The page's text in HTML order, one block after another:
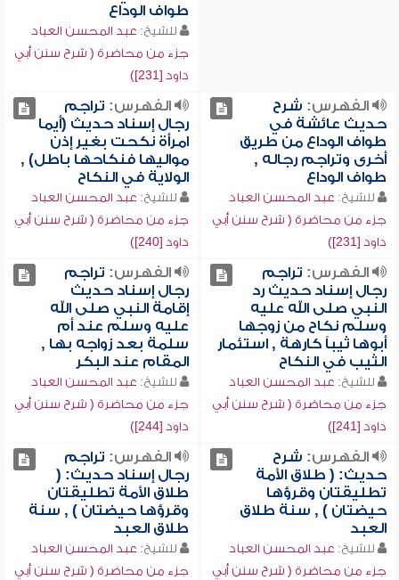
طواف الوداع
للشيخ: عبد المحسن العباد
جزء من محاضرة ( شرح سنن أبي
داود [231])
الفهرس: شرح
حديث عائشة في
طواف الوداع من طريق
أخرى وتراجم رجاله ,
طواف الوداع
للشيخ: عبد المحسن العباد
جزء من محاضرة ( شرح سنن أبي
داود [231])
الفهرس: تراجم
رجال إسناد حديث (أيما
امرأة نكحت بغير إذن
مواليها فنكاحها باطل) ,
الولاية في النكاح
للشيخ: عبد المحسن العباد
جزء من محاضرة ( شرح سنن أبي
داود [240])
الفهرس: تراجم
رجال إسناد حديث رد
النبي صلى الله عليه
وسلم نكاح من زوجها
أبوها ثيباً كارهة , استئمار
الثيب في النكاح
للشيخ: عبد المحسن العباد
جزء من محاضرة ( شرح سنن أبي
داود [241])
الفهرس: تراجم
رجال إسناد حديث
إقامة النبي صلى الله
عليه وسلم عند أم
سلمة بعد زواجه بها ,
المقام عند البكر
للشيخ: عبد المحسن العباد
جزء من محاضرة ( شرح سنن أبي
داود [244])
الفهرس: شرح
حديث: ( طلاق الأمة
تطليقتان وقرؤها
حيضتان ) , سنة طلاق
العبد
للشيخ: عبد المحسن العباد
جزء من محاضرة ( شرح سنن أبي
الفهرس: تراجم
رجال إسناد حديث: (
طلاق الأمة تطليقتان
وقرؤها حيضتان ) , سنة
طلاق العبد
للشيخ: عبد المحسن العباد
جزء من محاضرة ( شرح سنن أبي